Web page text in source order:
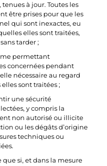
tenues à jour. Toutes les
être prises pour que les
qui sont inexactes, eu
elles sont traitées,
tarder ;
permettant
concernées pendant
nécessaire au regard
sont traitées ;
une sécurité
y compris la
non autorisé ou illicite
ou les dégâts d’origine
techniques ou
que si, et dans la mesure